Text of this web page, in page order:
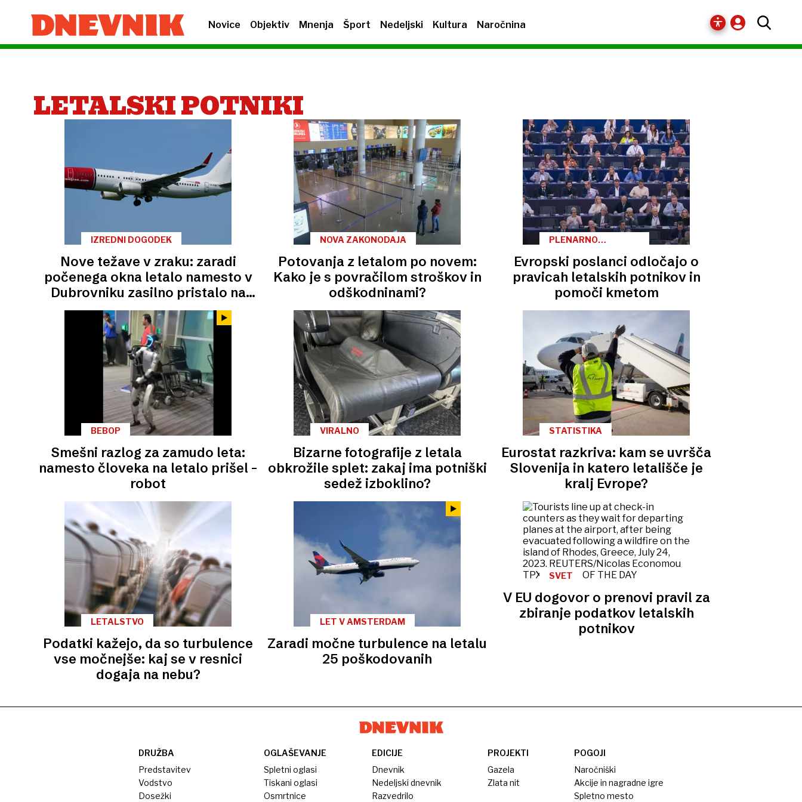
Novice Objektiv Mnenja Šport Nedeljski Kultura Naročnina
LETALSKI POTNIKI
IZREDNI DOGODEK
Nove težave v zraku: zaradi
počenega okna letalo namesto v
Dubrovniku zasilno pristalo na
Dunaju
NOVA ZAKONODAJA
Potovanja z letalom po novem:
Kako je s povračilom stroškov in
odškodninami?
PLENARNO
Evropski poslanci odločajo o
pravicah letalskih potnikov in
pomoči kmetom
BEBOP
Smešni razlog za zamudo leta:
namesto človeka na letalo prišel –
robot
VIRALNO
Bizarne fotografije z letala
obkrožile splet: zakaj ima potniški
sedež izboklino?
STATISTIKA
Eurostat razkriva: kam se uvršča
Slovenija in katero letališče je
kralj Evrope?
LETALSTVO
Podatki kažejo, da so turbulence
vse močnejše: kaj se v resnici
dogaja na nebu?
LET V AMSTERDAM
Zaradi močne turbulence na letalu
25 poškodovanih
SVET
V EU dogovor o prenovi pravil za
zbiranje podatkov letalskih
potnikov
DRUŽBA
Predstavitev
Vodstvo
Dosežki
OGLAŠEVANJE
Spletni oglasi
Tiskani oglasi
Osmrtnice
EDICIJE
Dnevnik
Nedeljski dnevnik
Razvedrilo
PROJEKTI
Gazela
Zlata nit
POGOJI
Naročniški
Akcije in nagradne igre
Spletno mesto